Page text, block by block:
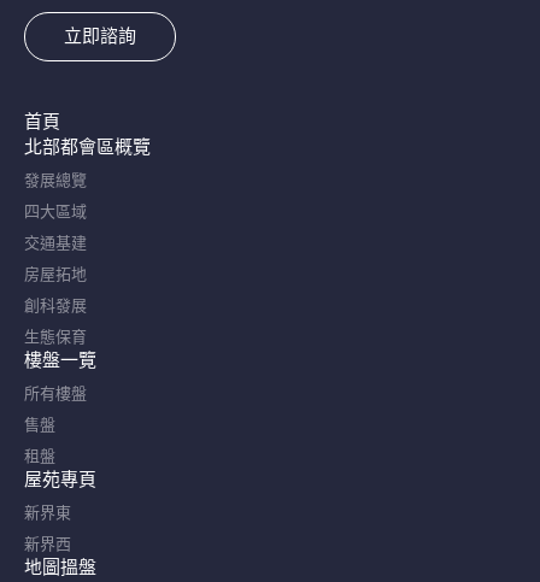
立即諮詢
首頁
北部都會區概覽​
發展總覽
四大區域
交通基建
房屋拓地
創科發展
生態保育
樓盤一覽
所有樓盤
售盤
租盤
屋苑專頁
新界東
新界西
地圖搵盤